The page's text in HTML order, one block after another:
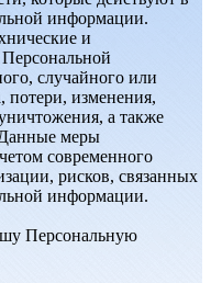
информации.
и
случайного или
потери, изменения,
а также
меры
современного
рисков, связанных
информации.
Персональную